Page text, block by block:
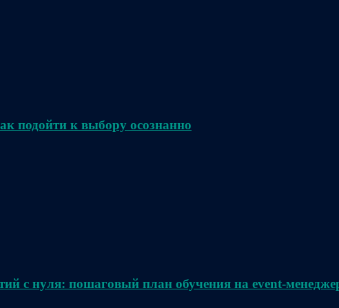
подойти к выбору осознанно
с нуля: пошаговый план обучения на event-